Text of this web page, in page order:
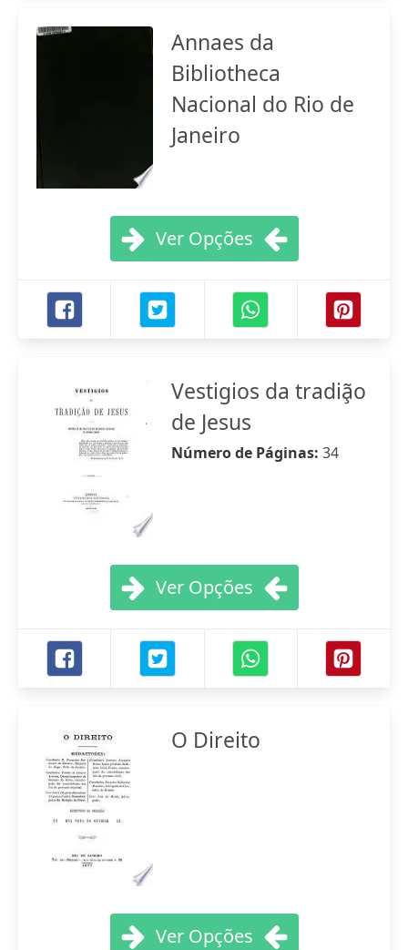
Annaes da
Bibliotheca
Nacional do Rio de
Janeiro
Ver Opções
Vestigios da tradiã̧o
de Jesus
Número de Páginas: 34
Ver Opções
O Direito
Ver Opções